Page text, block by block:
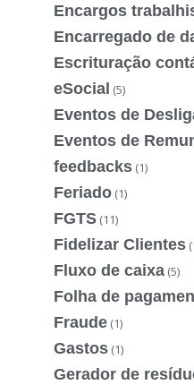
Encargos
Encarregado de
Escrituração
eSocial (5)
Eventos de
Eventos de
feedbacks (1)
Feriado (1)
FGTS (11)
Fidelizar Clientes
Fluxo de caixa (5)
Folha de
Fraude (1)
Gastos (1)
Gerador de